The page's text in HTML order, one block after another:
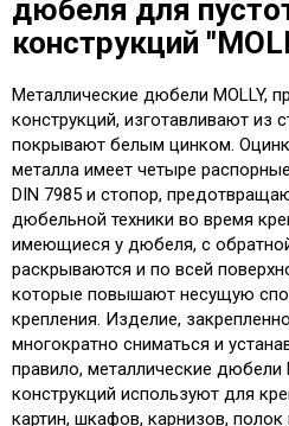
дюбеля для
конструкций
Металлические дюбели MOLLY,
конструкций, изготавливают из
покрывают белым цинком.
металла имеет четыре
DIN 7985 и стопор,
дюбельной техники во время
имеющиеся у дюбеля, с
раскрываются и по всей
которые повышают несущую
крепления. Изделие,
многократно сниматься и
правило, металлические дюбели
конструкций используют для
картин, шкафов, карнизов, полок